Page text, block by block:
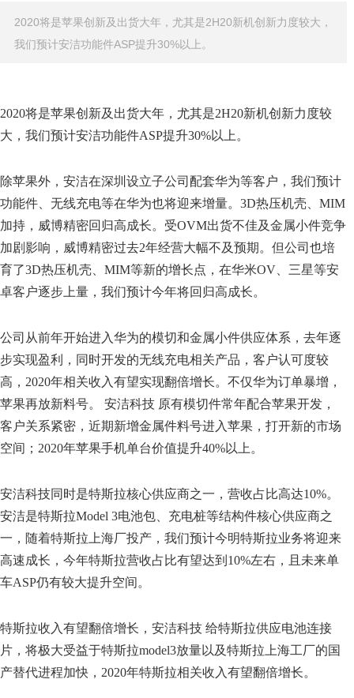
2020将是苹果创新及出货大年，尤其是2H20新机创新力度较大，
我们预计安洁功能件ASP提升30%以上。
2020将是苹果创新及出货大年，尤其是2H20新机创新力度较
大，我们预计安洁功能件ASP提升30%以上。
除苹果外，安洁在深圳设立子公司配套华为等客户，我们预计
功能件、无线充电等在华为也将迎来增量。3D热压机壳、MIM
加持，威博精密回归高成长。受OVM出货不佳及金属小件竞争
加剧影响，威博精密过去2年经营大幅不及预期。但公司也培
育了3D热压机壳、MIM等新的增长点，在华米OV、三星等安
卓客户逐步上量，我们预计今年将回归高成长。
公司从前年开始进入华为的模切和金属小件供应体系，去年逐
步实现盈利，同时开发的无线充电相关产品，客户认可度较
高，2020年相关收入有望实现翻倍增长。不仅华为订单暴增，
苹果再放新料号。 安洁科技 原有模切件常年配合苹果开发，
客户关系紧密，近期新增金属件料号进入苹果，打开新的市场
空间；2020年苹果手机单台价值提升40%以上。
安洁科技同时是特斯拉核心供应商之一，营收占比高达10%。
安洁是特斯拉Model 3电池包、充电桩等结构件核心供应商之
一，随着特斯拉上海厂投产，我们预计今明特斯拉业务将迎来
高速成长，今年特斯拉营收占比有望达到10%左右，且未来单
车ASP仍有较大提升空间。
特斯拉收入有望翻倍增长，安洁科技 给特斯拉供应电池连接
片，将极大受益于特斯拉model3放量以及特斯拉上海工厂的国
产替代进程加快，2020年特斯拉相关收入有望翻倍增长。